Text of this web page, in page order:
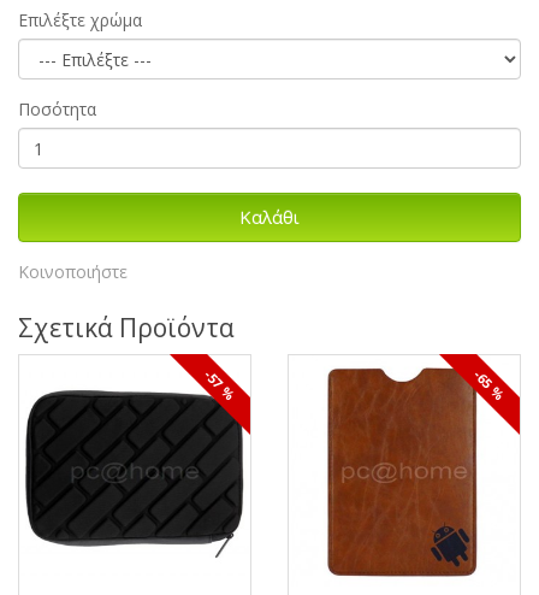
Επιλέξτε χρώμα
Ποσότητα
Καλάθι
Κοινοποιήστε
Σχετικά Προϊόντα
-57 % -65 %